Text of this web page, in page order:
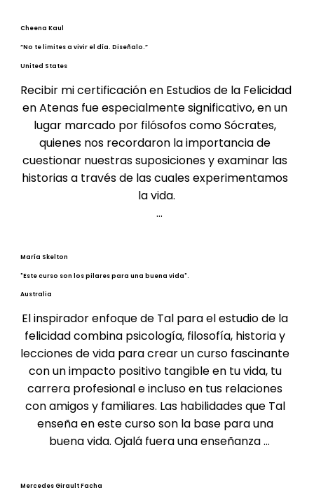
Cheena Kaul
“No te limites a vivir el día. Diseñalo.”
United States
Recibir mi certificación en Estudios de la Felicidad
en Atenas fue especialmente significativo, en un
lugar marcado por filósofos como Sócrates,
quienes nos recordaron la importancia de
cuestionar nuestras suposiciones y examinar las
historias a través de las cuales experimentamos
la vida.
planteamos.
¿Qué está diseñando mi mente ahora mismo?
No te limites a vivir el día. Diseña tu día.
María Skelton
"Este curso son los pilares para una buena vida".
Australia
El inspirador enfoque de Tal para el estudio de la
felicidad combina psicología, filosofía, historia y
lecciones de vida para crear un curso fascinante
con un impacto positivo tangible en tu vida, tu
carrera profesional e incluso en tus relaciones
con amigos y familiares. Las habilidades que Tal
enseña en este curso son la base para una
buena vida. Ojalá fuera una enseñanza
Mercedes Girault Facha